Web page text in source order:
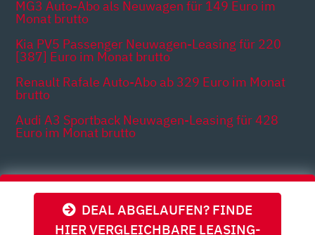
DEAL ABGELAUFEN? FINDE
HIER VERGLEICHBARE LEASING-
MG3 Auto-Abo als Neuwagen für 149 Euro im
Monat brutto
Kia PV5 Passenger Neuwagen-Leasing für 220
[387] Euro im Monat brutto
Renault Rafale Auto-Abo ab 329 Euro im Monat
brutto
Audi A3 Sportback Neuwagen-Leasing für 428
Euro im Monat brutto